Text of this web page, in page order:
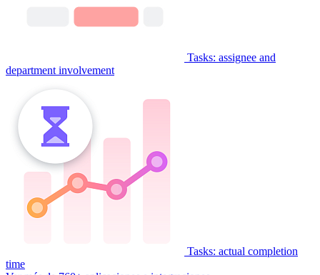
Tasks: assignee and
department involvement
Tasks: actual completion
time